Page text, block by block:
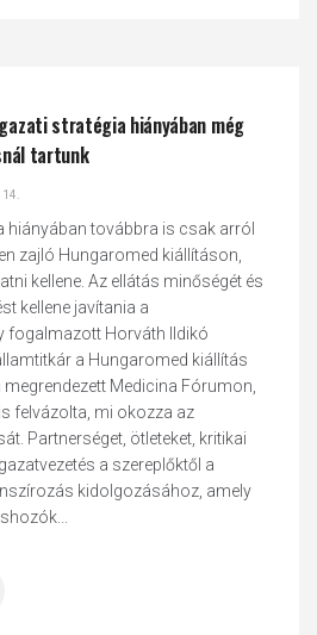
stratégia hiányában még
tartunk
hiányában továbbra is csak arról
zajló Hungaromed kiállításon,
kellene. Az ellátás minőségét és
kellene javítania a
fogalmazott Horváth Ildikó
a Hungaromed kiállítás
Medicina Fórumon,
felvázolta, mi okozza az
Partnerséget, ötleteket, kritikai
a szereplőktől a
kidolgozásához, amely